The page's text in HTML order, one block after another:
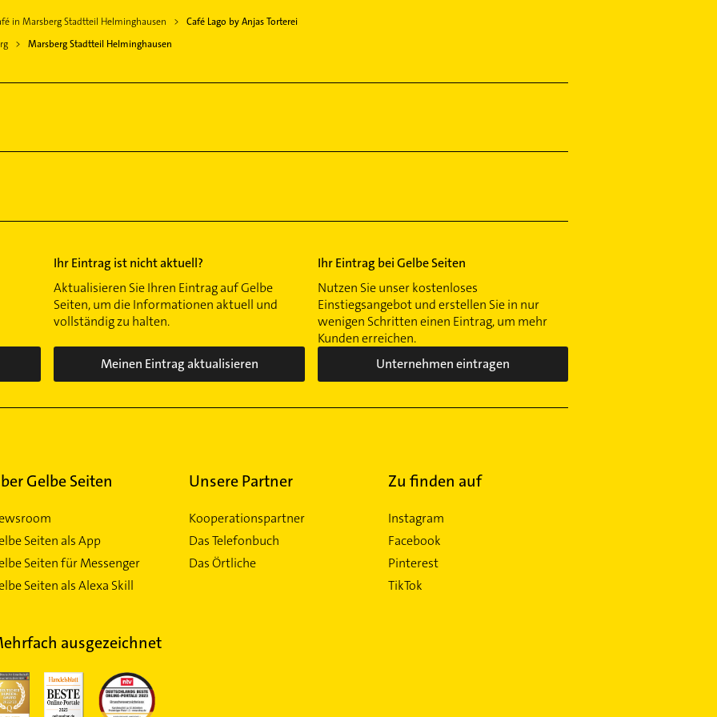
in Marsberg Stadtteil Helminghausen
Café Lago by Anjas Torterei
Marsberg Stadtteil Helminghausen
Ihr Eintrag ist nicht aktuell?
Aktualisieren Sie Ihren Eintrag auf Gelbe
Seiten, um die Informationen aktuell und
vollständig zu halten.
Meinen Eintrag aktualisieren
Ihr Eintrag bei Gelbe Seiten
Nutzen Sie unser kostenloses
Einstiegsangebot und erstellen Sie in nur
wenigen Schritten einen Eintrag, um mehr
Kunden erreichen.
Unternehmen eintragen
Gelbe Seiten
Seiten als App
Seiten für Messenger
Seiten als Alexa Skill
Unsere Partner
Kooperationspartner
Das Telefonbuch
Das Örtliche
Zu finden auf
Instagram
Facebook
Pinterest
TikTok
ausgezeichnet